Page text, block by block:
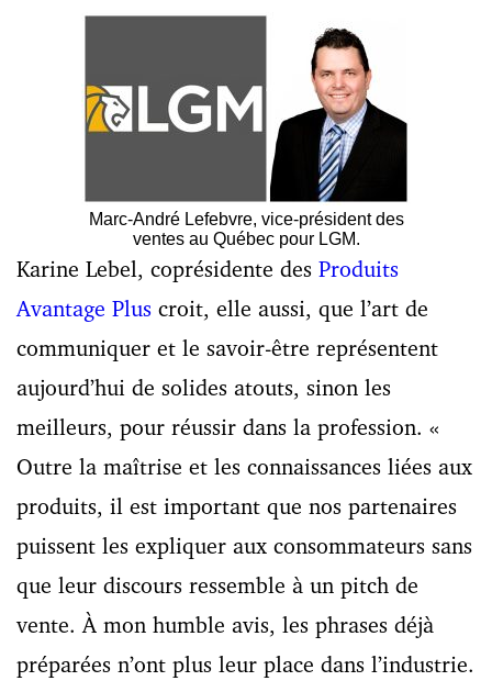
Marc-André Lefebvre, vice-président des
ventes au Québec pour LGM.
Karine Lebel, coprésidente des Produits
Avantage Plus croit, elle aussi, que l’art de
communiquer et le savoir-être représentent
aujourd’hui de solides atouts, sinon les
meilleurs, pour réussir dans la profession. «
Outre la maîtrise et les connaissances liées aux
produits, il est important que nos partenaires
puissent les expliquer aux consommateurs sans
que leur discours ressemble à un pitch de
vente. À mon humble avis, les phrases déjà
préparées n’ont plus leur place dans l’industrie.